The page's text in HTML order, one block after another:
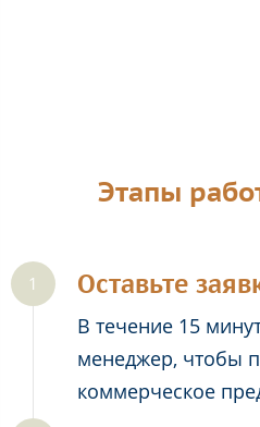
Этапы
Оставьте
В течение 15
менеджер, чтобы
коммерческое